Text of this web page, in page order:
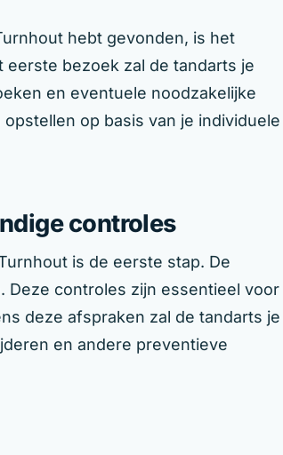
hebt gevonden, is het
bezoek zal de tandarts je
en eventuele noodzakelijke
op basis van je individuele
controles
is de eerste stap. De
Deze controles zijn essentieel voor
deze afspraken zal de tandarts je
en andere preventieve